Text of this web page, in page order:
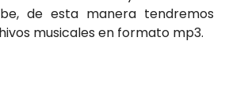
de esta manera tendremos
musicales en formato mp3.